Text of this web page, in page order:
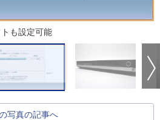
も設定可能
写真の記事へ